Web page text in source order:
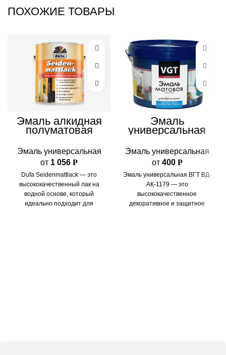
ПОХОЖИЕ ТОВАРЫ
Эмаль алкидная
полуматовая
Seidenmattlack
Эмаль универсальная
от 1 056 Р
Dufa Seidenmattlack — это
высококачественный лак на
водной основе, который
идеально подходит для
Эмаль
универсальная
Эмаль универсальная
от 400 Р
Эмаль универсальная ВГТ ВД-
АК-1179 — это
высококачественное
декоративное и защитное